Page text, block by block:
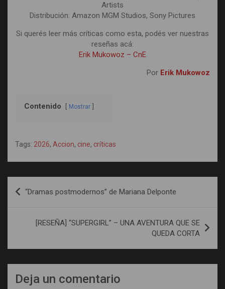
Artists
Distribución: Amazon MGM Studios, Sony Pictures
Si querés leer más críticas como esta, podés ver nuestras
reseñas acá:
Erik Mukowoz – CnE
Por Erik Mukowoz
Contenido Mostrar
Tags: 2026, Accion, cine, críticas
Navegación
de
entradas
“Dramas postmodernos” de Mariana Delponte
[RESEÑA] “SUPERGIRL” – UNA AVENTURA QUE SE
QUEDA CORTA
Deja un comentario